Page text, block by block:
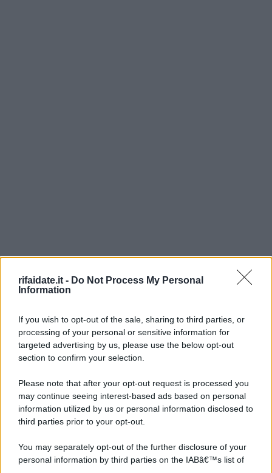
rifaidate.it - Do Not Process My Personal
Information
If you wish to opt-out of the sale, sharing to third parties, or
processing of your personal or sensitive information for
targeted advertising by us, please use the below opt-out
section to confirm your selection.
Please note that after your opt-out request is processed you
may continue seeing interest-based ads based on personal
information utilized by us or personal information disclosed to
third parties prior to your opt-out.
You may separately opt-out of the further disclosure of your
personal information by third parties on the IABâ€™s list of